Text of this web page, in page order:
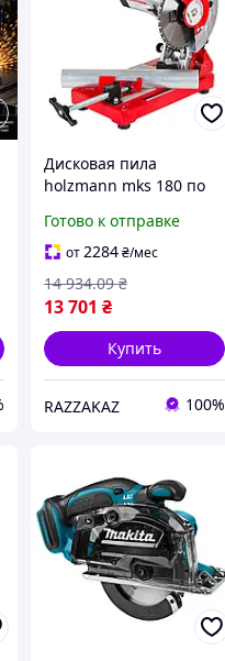
Дисковая пила
holzmann mks 180 по
230 в 3800 об мин
резка под углом
Готово к отправке
от2284 ₴/мес
13 701 ₴
14 934.09 ₴
Купить
RAZZAKAZ 100%